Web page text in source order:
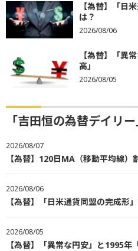
【為替】「日
は？
2026/08/06
【為替】「異
高」
2026/08/05
「吉田恒の為替デイリ
2026/08/07
【為替】120日MA（移動平均線
2026/08/06
【為替】「日米通貨同盟の完成形
2026/08/05
【為替】「異常な円安」と1995年